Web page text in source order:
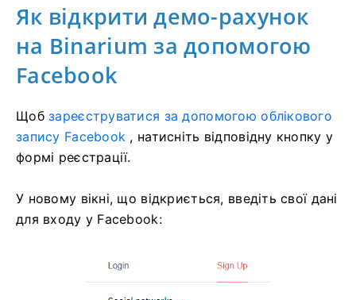
Як відкрити демо-рахунок
на Binarium за допомогою
Facebook
Щобзареєструватися за допомогою облікового
запису Facebook , натисніть відповідну кнопку у
формі реєстрації.
У новому вікні, що відкриється, введіть свої дані
для входу у Facebook: